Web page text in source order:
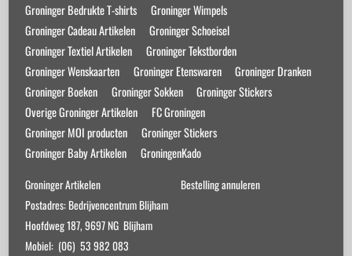
Groninger Bedrukte T-shirts
Groninger Wimpels
Groninger Cadeau Artikelen
Groninger Schoeisel
Groninger Textiel Artikelen
Groninger Tekstborden
Groninger Wenskaarten
Groninger Etenswaren
Groninger Dranken
Groninger Boeken
Groninger Sokken
Groninger Stickers
Overige Groninger Artikelen
FC Groningen
Groninger MOI producten
Groninger Stickers
Groninger Baby Artikelen
GroningenKado
Groninger Artikelen
Postadres: Bedrijvencentrum Blijham
Hoofdweg 187, 9697 NG Blijham
Mobiel: (06) 53 982 083
Bestelling annuleren